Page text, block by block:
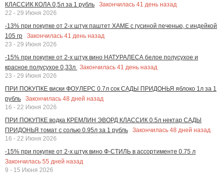
КЛАССИК КОЛА 0,5л за 1 рубль
Закончилась 41 день назад
22 - 29 Июня 2026
-13% при покупке от 2-х штук паштет ХАМЕ с гусиной печенью, с индейкой
105 гр
Закончилась 41 день назад
23 - 29 Июня 2026
-15% при покупке от 2-х штук вино НАТУРАЛЕСА белое полусухое и
красное полусухое 0,33л Закончилась 41 день назад
23 - 29 Июня 2026
ПРИ ПОКУПКЕ виски ФОУЛЕРС 0.7л сок САДЫ ПРИДОНЬЯ яблоко 1л за 1
рубль
Закончилась 48 дней назад
16 - 22 Июня 2026
ПРИ ПОКУПКЕ водка КРЕМЛИН ЭВОРД КЛАССИК 0.5л нектар САДЫ
ПРИДОНЬЯ томат с солью 0.95л за 1 рубль
Закончилась 48 дней назад
16 - 22 Июня 2026
-15% при покупке от 2-х штук вино Ф-СТИЛЬ в ассортименте 0.75 л
Закончилась 55 дней назад
9 - 15 Июня 2026